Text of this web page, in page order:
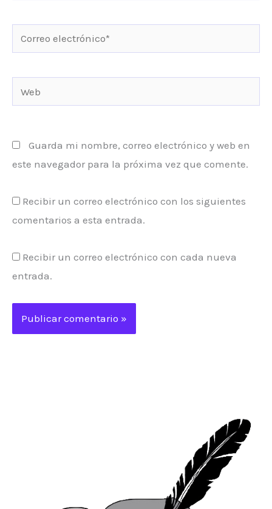
electrónico*
Guarda mi nombre, correo electrónico y web en
este navegador para la próxima vez que comente.
Recibir un correo electrónico con los siguientes
comentarios a esta entrada.
Recibir un correo electrónico con cada nueva
entrada.